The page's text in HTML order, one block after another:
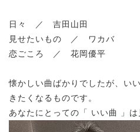
日々 ／ 吉田山田
見せたいもの ／ ワカバ
恋ごころ ／ 花岡優平
懐かしい曲ばかりでしたが、い
きたくなるものです。
あなたにとっての「 いい曲 」は